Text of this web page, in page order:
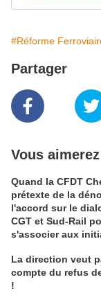
#Réforme
Partager
Vous
Quand la CFDT
prétexte de la
l'accord sur le
CGT et Sud-Rail
s'associer aux
La direction veut
compte du refus
!